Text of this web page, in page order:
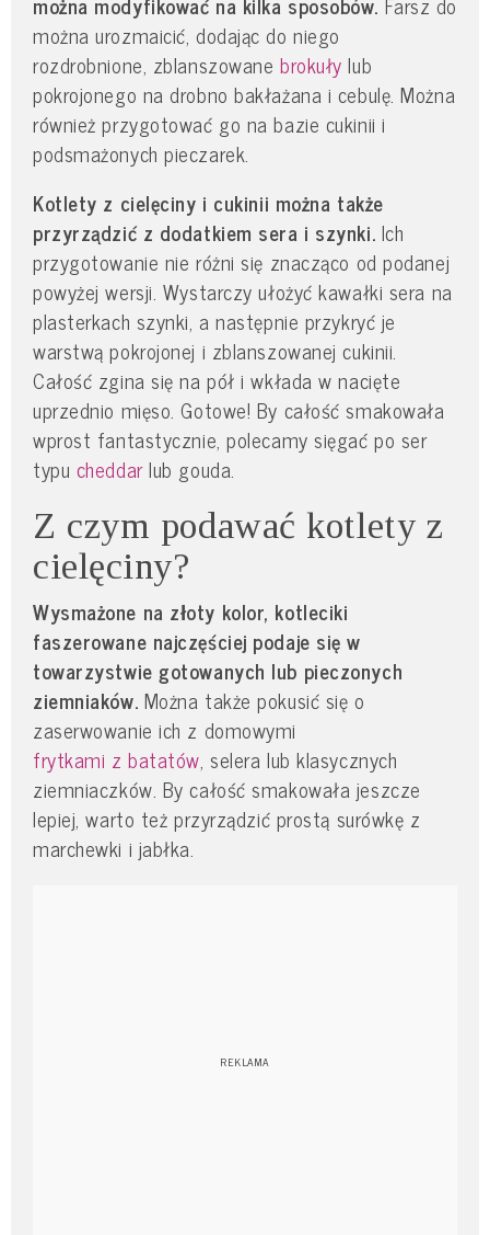
można urozmaicić, dodając do niego
rozdrobnione, zblanszowane brokuły lub
pokrojonego na drobno bakłażana i cebulę. Można
również przygotować go na bazie cukinii i
podsmażonych pieczarek.
Kotlety z cielęciny i cukinii można także
przyrządzić z dodatkiem sera i szynki. Ich
przygotowanie nie różni się znacząco od podanej
powyżej wersji. Wystarczy ułożyć kawałki sera na
plasterkach szynki, a następnie przykryć je
warstwą pokrojonej i zblanszowanej cukinii.
Całość zgina się na pół i wkłada w nacięte
uprzednio mięso. Gotowe! By całość smakowała
wprost fantastycznie, polecamy sięgać po ser
typu cheddarlub gouda.
Z czym podawać kotlety z
cielęciny?
Wysmażone na złoty kolor, kotleciki
faszerowane najczęściej podaje się w
towarzystwie gotowanych lub pieczonych
ziemniaków. Można także pokusić się o
zaserwowanie ich z domowymi
frytkami z batatów, selera lub klasycznych
ziemniaczków. By całość smakowała jeszcze
lepiej, warto też przyrządzić prostą surówkę z
marchewki i jabłka.